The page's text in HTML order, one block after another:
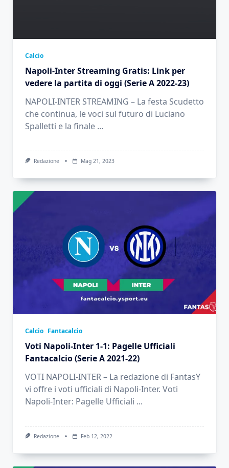
Calcio
Napoli-Inter Streaming Gratis: Link per
vedere la partita di oggi (Serie A 2022-23)
NAPOLI-INTER STREAMING – La festa Scudetto
che continua, le voci sul futuro di Luciano
Spalletti e la finale ...
Redazione Mag 21, 2023
Calcio Fantacalcio
Voti Napoli-Inter 1-1: Pagelle Ufficiali
Fantacalcio (Serie A 2021-22)
VOTI NAPOLI-INTER – La redazione di FantasY
vi offre i voti ufficiali di Napoli-Inter. Voti
Napoli-Inter: Pagelle Ufficiali ...
Redazione Feb 12, 2022